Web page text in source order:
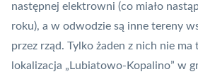
następnej elektrowni (co miało
roku), a w odwodzie są inne tereny
przez rząd. Tylko żaden z nich nie
lokalizacja „Lubiatowo-Kopalino” w